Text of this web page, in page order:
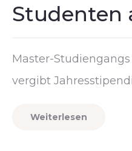
Studenten
Master-
vergibt
Weiterlesen